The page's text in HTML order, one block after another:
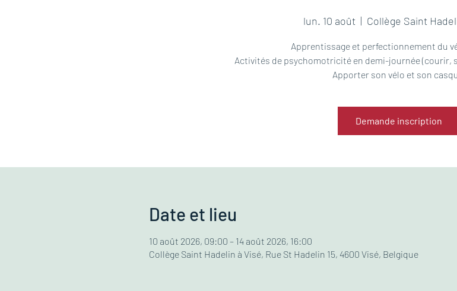
lun. 10 août
  |
Collège Saint
Apprentissage et perfectionnement du
Activités de psychomotricité en demi-journée (courir,
Apporter son vélo et son
Demande inscription
Date et lieu
10 août 2026, 09:00 – 14 août 2026, 16:00
Collège Saint Hadelin à Visé, Rue St Hadelin 15, 4600 Visé, Belgique